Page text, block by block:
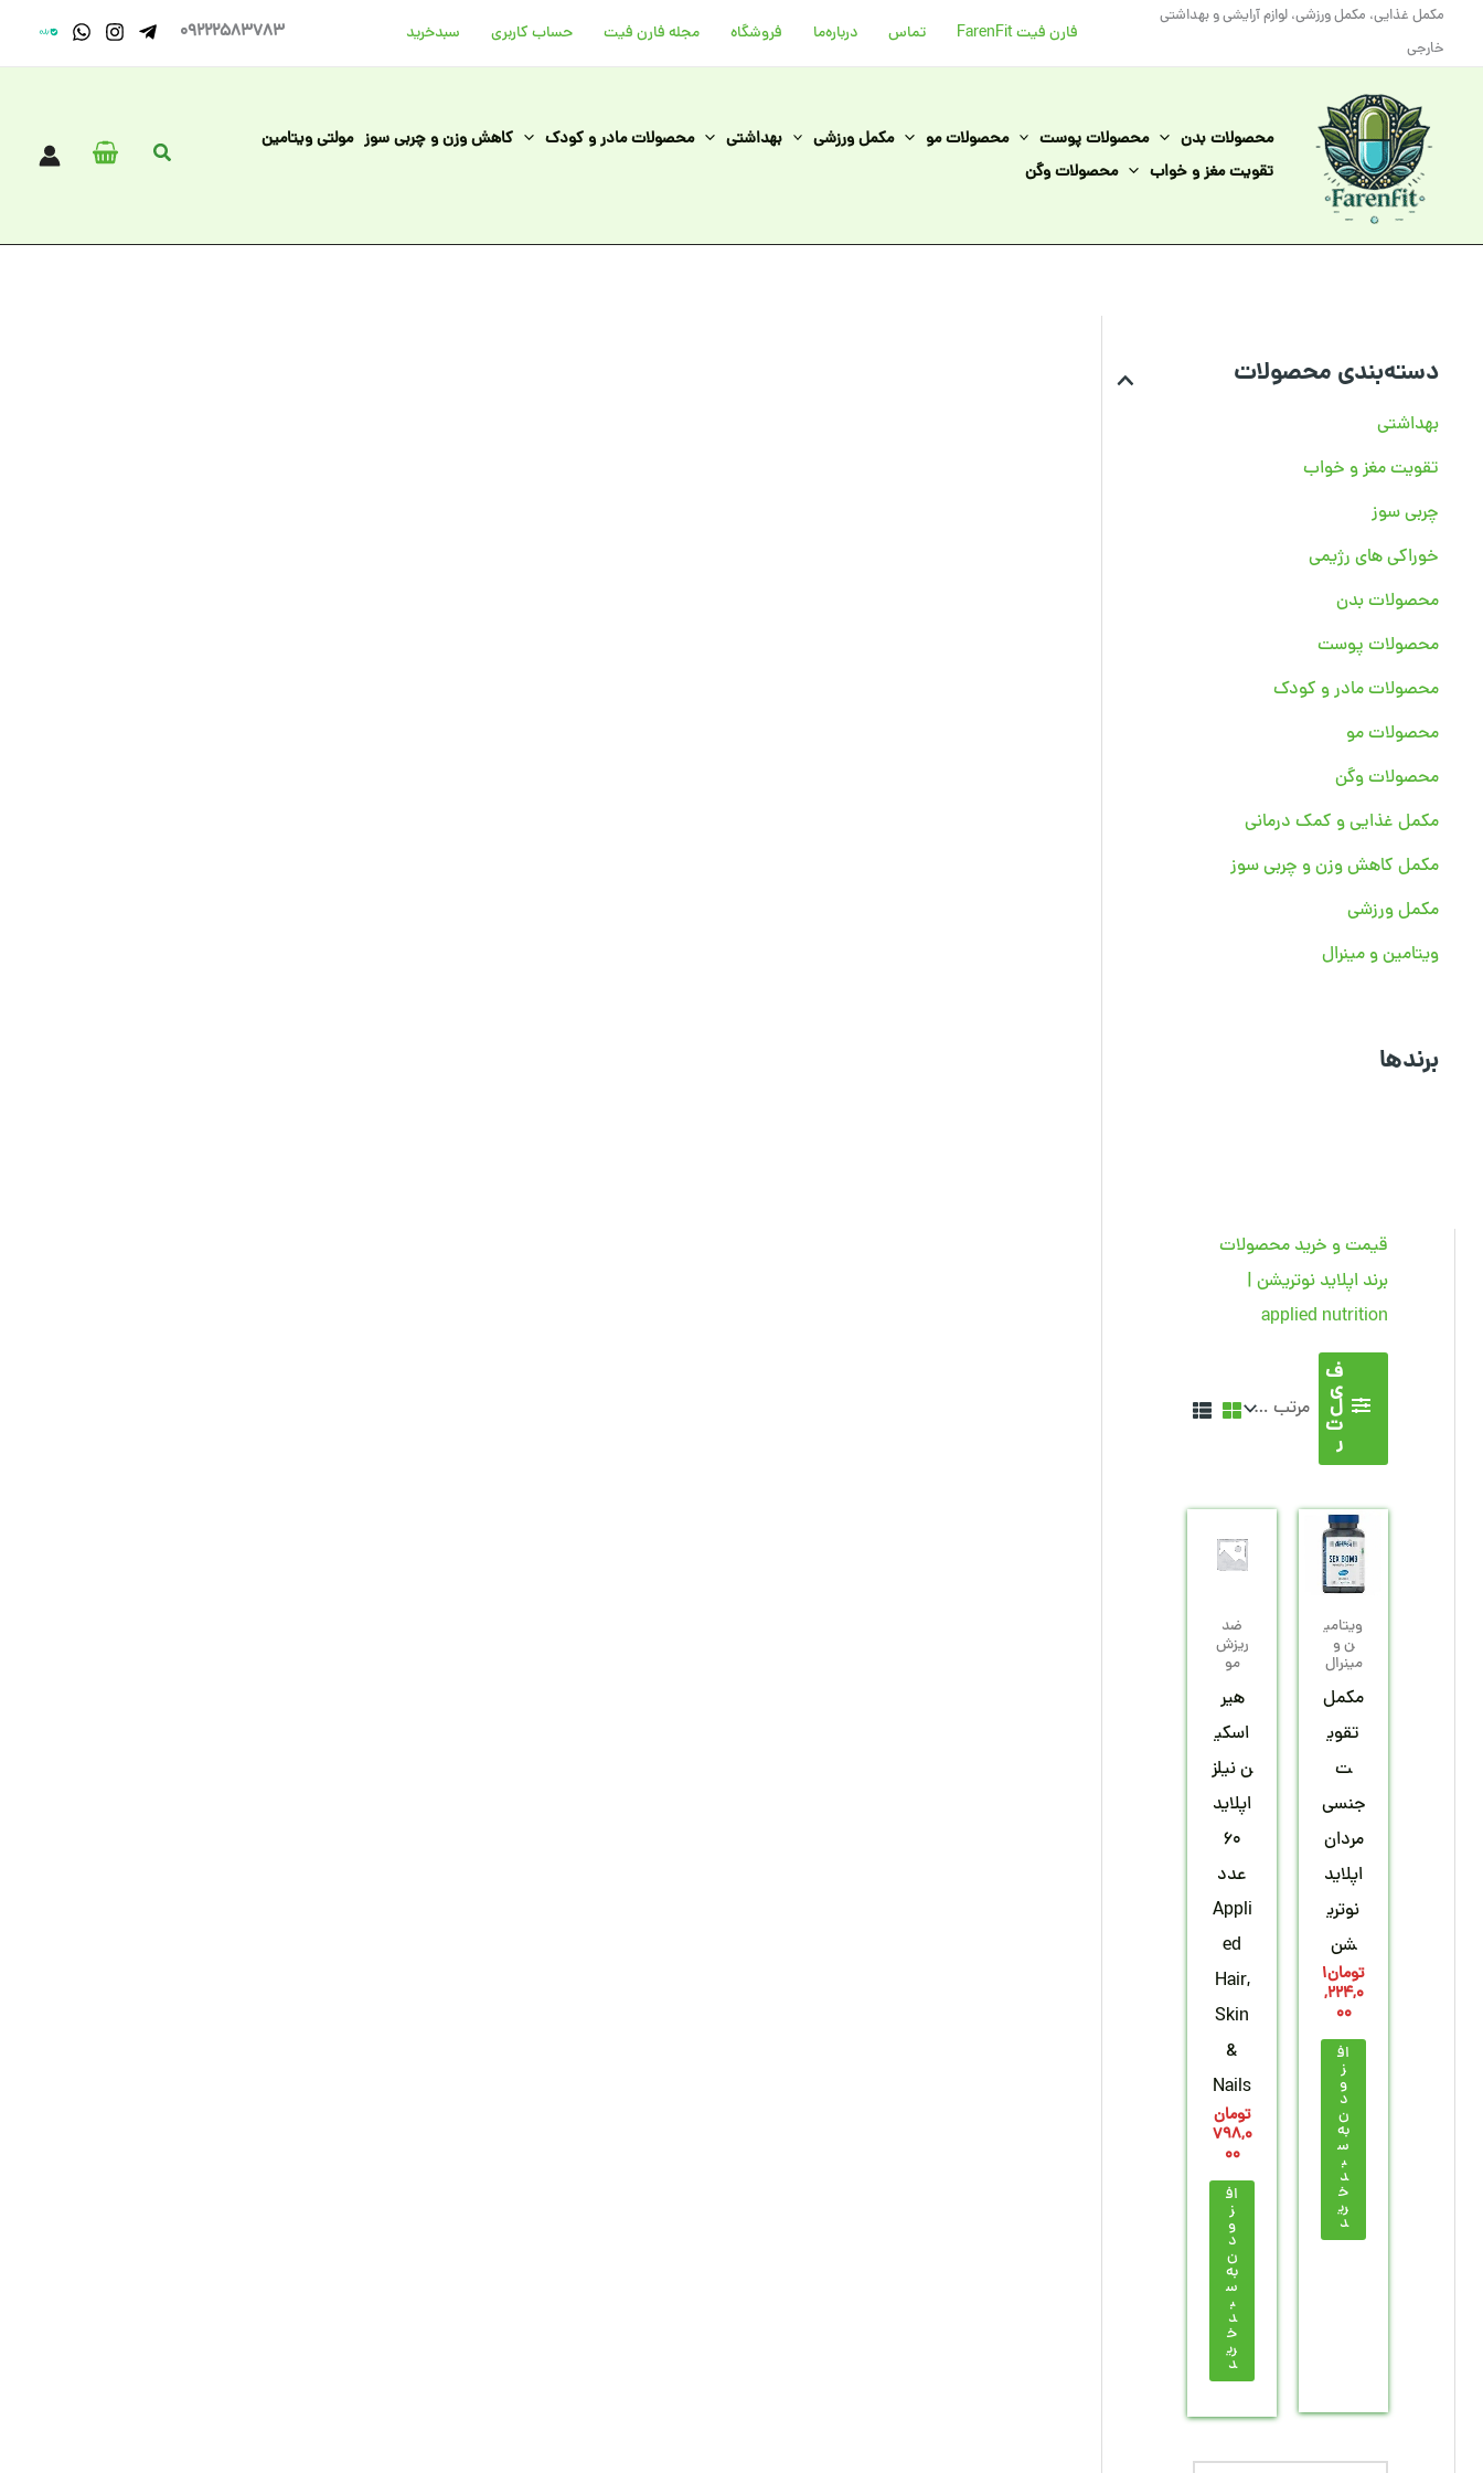
مکمل غذایی، مکمل ورزشی، لوازم آرایشی و بهداشتی
خارجی
فارن فیت FarenFit تماس درباره‌ما فروشگاه مجله فارن فیت حساب کاربری سبد‌خرید 09222583783
محصولات بدن محصولات پوست محصولات مو مکمل ورزشی بهداشتی محصولات مادر و کودک کاهش وزن و چربی سوز مولتی ویتامین
تقویت مغز و خواب
محصولات وگن
جستجو
دسته‌بندی محصولات
بهداشتی
تقویت مغز و خواب
چربی سوز
خوراکی های رژیمی
محصولات بدن
محصولات پوست
محصولات مادر و کودک
محصولات مو
محصولات وگن
مکمل غذایی و کمک درمانی
مکمل کاهش وزن و چربی سوز
مکمل ورزشی
ویتامین و مینرال
برندها
قیمت و خرید محصولات
برند اپلاید نوتریشن |
applied nutrition
ف
ی
ل
ت
ر
ویتامی
ن و
مینرال
مکمل
تقوی
ت
جنسی
مردان
اپلاید
نوتری
شن
تومان1
,224,0
00
اف
ز
و
د
ن
به
س
ب
د
خ
ری
د
ضد
ریزش
مو
هیر
اسکی
ن نیلز
اپلاید
60
عدد
Appli
ed
Hair,
Skin
&
Nails
تومان
798,0
00
اف
ز
و
د
ن
به
س
ب
د
خ
ری
د